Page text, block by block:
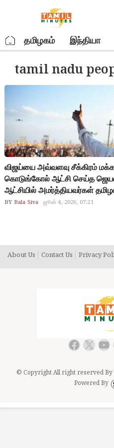
. தமிழகம் இந்தியா
tamil nadu
விஜய்யை அவ்வளவு சீக்கிரம்
கொடுங்கோல் ஆட்சி செய்த
ஆட்சியில் அமர்த்தியவர்கள்
விஜய்யை கொண்டாடி
BY Bala Siva ஜூன் 4, 2026, 07:21
About Us Contact Us Privacy
X
© Copyright All right reserved By
Powered By